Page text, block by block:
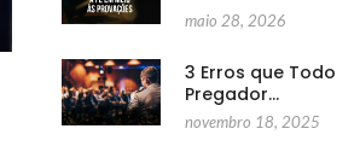
maio 28, 2026
3 Erros que Todo
Pregador…
novembro 18, 2025